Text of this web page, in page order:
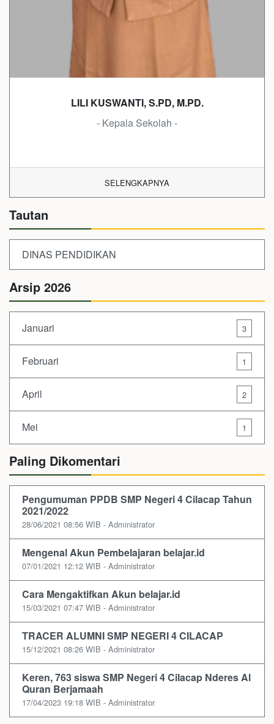
LILI KUSWANTI, S.PD, M.PD.
- Kepala Sekolah -
SELENGKAPNYA
Tautan
DINAS PENDIDIKAN
Arsip 2026
Januari 3
Februari 1
April 2
Mei 1
Paling Dikomentari
Pengumuman PPDB SMP Negeri 4 Cilacap Tahun
2021/2022
28/06/2021 08:56 WIB - Administrator
Mengenal Akun Pembelajaran belajar.id
07/01/2021 12:12 WIB - Administrator
Cara Mengaktifkan Akun belajar.id
15/03/2021 07:47 WIB - Administrator
TRACER ALUMNI SMP NEGERI 4 CILACAP
15/12/2021 08:26 WIB - Administrator
Keren, 763 siswa SMP Negeri 4 Cilacap Nderes Al
Quran Berjamaah
17/04/2023 19:18 WIB - Administrator